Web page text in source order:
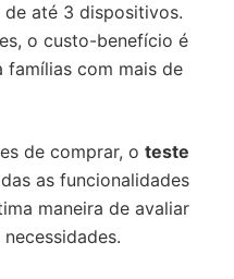
até 3 dispositivos.
o custo-benefício é
famílias com mais de
de comprar, o teste
as funcionalidades
maneira de avaliar